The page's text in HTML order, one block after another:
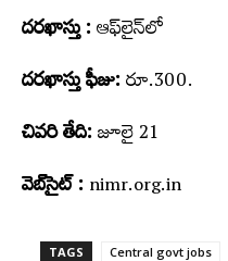
ద‌ర‌ఖాస్తు :ఆఫ్‌లైన్‌లో
దరఖాస్తు ఫీజు:రూ.300.
చివరి తేది:జూలై 21
వెబ్‌సైట్ :nimr.org.in
TAGS Central govt jobs